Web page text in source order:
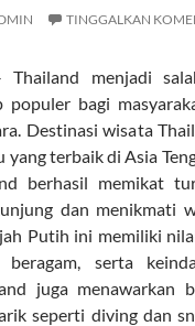
TINGGALKAN
Thailand menjadi
populer bagi
Destinasi wisata
yang terbaik di Asia
berhasil memikat
dan menikmati
Putih ini memiliki
serta
juga menawarkan
seperti diving dan